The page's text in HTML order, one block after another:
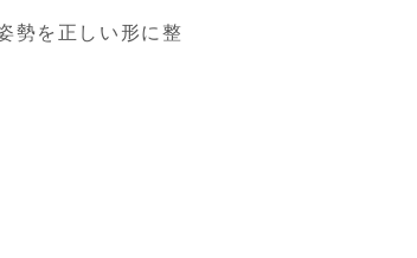
勢を正しい形に整